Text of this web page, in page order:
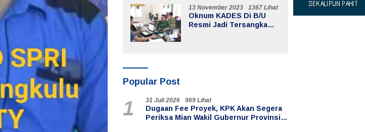
13 November 2023 1367 Lihat
Oknum KADES Di B/U
Resmi Jadi Tersangka
Popular Post
1 31 Juli 2026 969 Lihat
Dugaan Fee Proyek, KPK Akan Segera
Periksa Mian Wakil Gubernur Provinsi